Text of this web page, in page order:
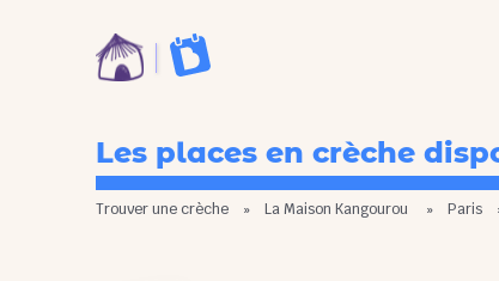
Les places en crèche
Trouver une crèche » La Maison Kangourou » Paris